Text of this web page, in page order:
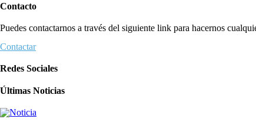
Contacto
Puedes contactarnos a través del siguiente link para hacernos
Contactar
Redes Sociales
Últimas Noticias